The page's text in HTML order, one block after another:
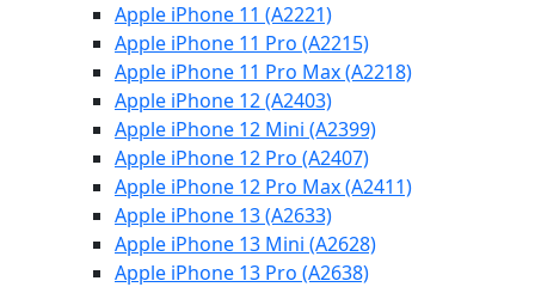
Apple iPhone 11 (A2221)
Apple iPhone 11 Pro (A2215)
Apple iPhone 11 Pro Max (A2218)
Apple iPhone 12 (A2403)
Apple iPhone 12 Mini (A2399)
Apple iPhone 12 Pro (A2407)
Apple iPhone 12 Pro Max (A2411)
Apple iPhone 13 (A2633)
Apple iPhone 13 Mini (A2628)
Apple iPhone 13 Pro (A2638)